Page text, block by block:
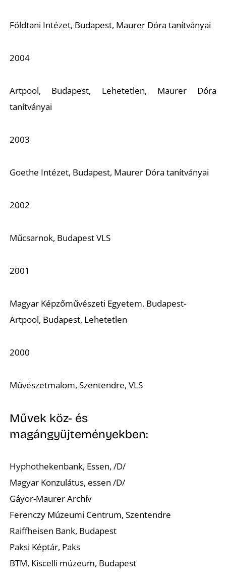
Földtani Intézet, Budapest, Maurer Dóra tanítványai
2004
Artpool, Budapest, Lehetetlen, Maurer Dóra
tanítványai
2003
Goethe Intézet, Budapest, Maurer Dóra tanítványai
2002
Műcsarnok, Budapest VLS
2001
Magyar Képzőművészeti Egyetem, Budapest-
Artpool, Budapest, Lehetetlen
2000
Művészetmalom, Szentendre, VLS
Művek köz- és
magángyüjteményekben:
Hyphothekenbank, Essen, /D/
Magyar Konzulátus, essen /D/
Gáyor-Maurer Archív
Ferenczy Múzeumi Centrum, Szentendre
Raiffheisen Bank, Budapest
Paksi Képtár, Paks
BTM, Kiscelli múzeum, Budapest